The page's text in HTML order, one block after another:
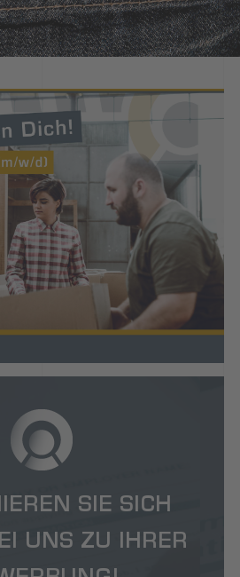
SIE SICH
UNS ZU IHRER